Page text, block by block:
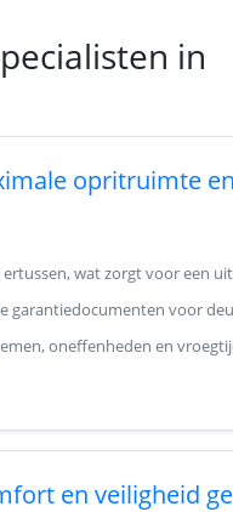
in
opritruimte
wat zorgt voor een
garantiedocumenten voor
oneffenheden en
en veiligheid